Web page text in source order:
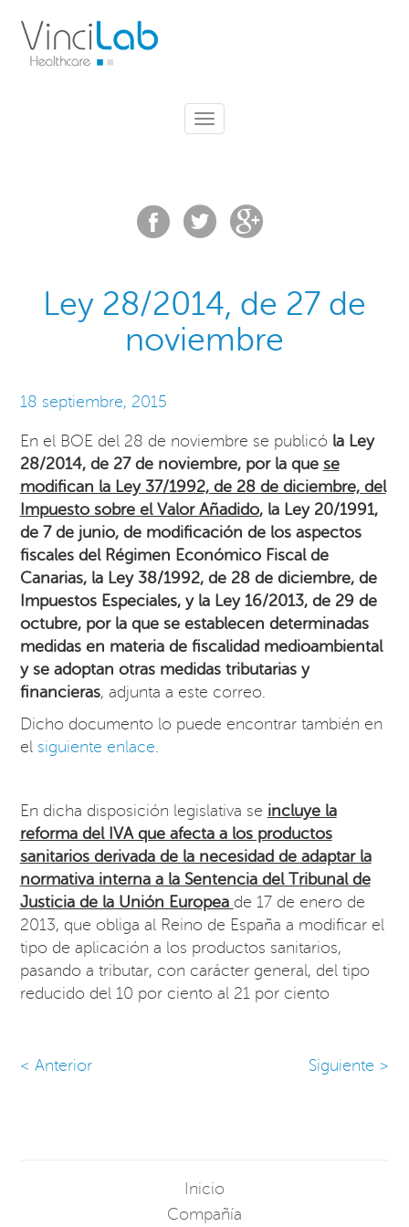
Toggle
Ley 28/2014, de 27 de
noviembre
18 septiembre, 2015
En el BOE del 28 de noviembre se publicó la Ley
28/2014, de 27 de noviembre, por la que se
modifican la Ley 37/1992, de 28 de diciembre, del
Impuesto sobre el Valor Añadido, la Ley 20/1991,
de 7 de junio, de modificación de los aspectos
fiscales del Régimen Económico Fiscal de
Canarias, la Ley 38/1992, de 28 de diciembre, de
Impuestos Especiales, y la Ley 16/2013, de 29 de
octubre, por la que se establecen determinadas
medidas en materia de fiscalidad medioambiental
y se adoptan otras medidas tributarias y
financieras, adjunta a este correo.
Dicho documento lo puede encontrar también en
el siguiente enlace.
En dicha disposición legislativa se incluye la
reforma del IVA que afecta a los productos
sanitarios derivada de la necesidad de adaptar la
normativa interna a la Sentencia del Tribunal de
Justicia de la Unión Europea de 17 de enero de
2013, que obliga al Reino de España a modificar el
tipo de aplicación a los productos sanitarios,
pasando a tributar, con carácter general, del tipo
reducido del 10 por ciento al 21 por ciento
< Anterior Siguiente >
Inicio
Compañía